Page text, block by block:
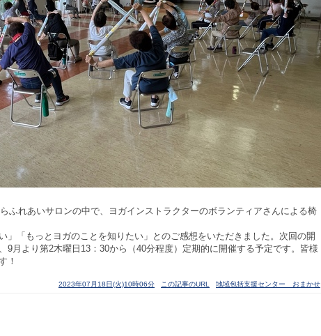
ふれあいサロンの中で、ヨガインストラクターのボランティアさんによる椅
」「もっとヨガのことを知りたい」とのご感想をいただきました。次回の開
9月より第2木曜日13：30から（40分程度）定期的に開催する予定です。皆様
！
2023年07月18日(火)10時06分 この記事のURL 地域包括支援センター おまかせ